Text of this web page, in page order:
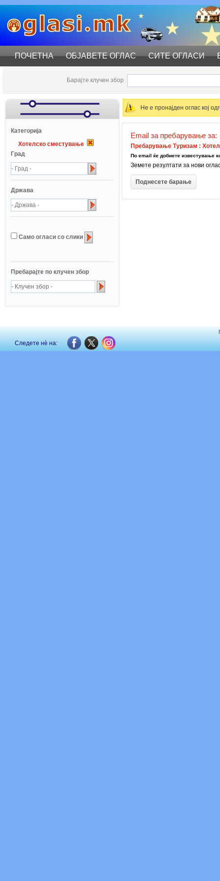
ПОЧЕТНА ОБЈАВЕТЕ ОГЛАС СИТЕ ОГЛАСИ
Барајте клучен збор
Катeгорија
Хотелско сместување
Град
Држава
Само огласи со слики
Пребарајте по клучен збор
Не е пронајден оглас кој
Email за пребарување за:
Пребарување Туризам :
По email ќе добиете известување
Земете резултати за нови
Следете нè на: